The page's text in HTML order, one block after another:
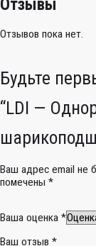
Отзывы
Отзывов пока нет.
Будьте
“LDI —
Ваш адрес email не
помечены *
Ваша оценка *
Ваш отзыв *